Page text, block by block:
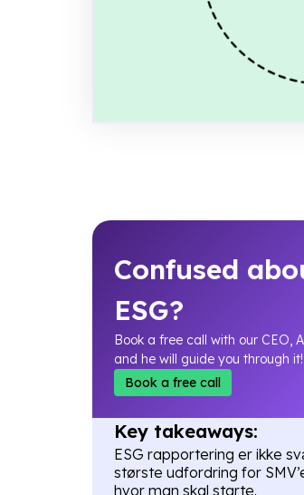
Anders Spile Christensen
Confused
ESG?
Book a free call with our CEO,
and he will guide you through it!
Book a free call
Key takeaways:
ESG rapportering er ikke
største udfordring for
hvor man skal starte.